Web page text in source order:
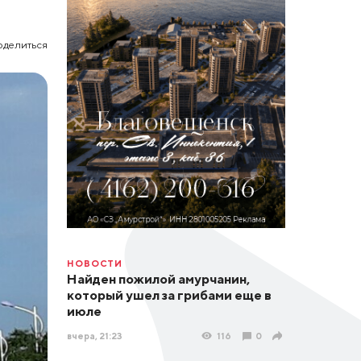
НОВОСТИ
Найден пожилой амурчанин,
который ушел за грибами еще в
июле
вчера, 21:23 116 0